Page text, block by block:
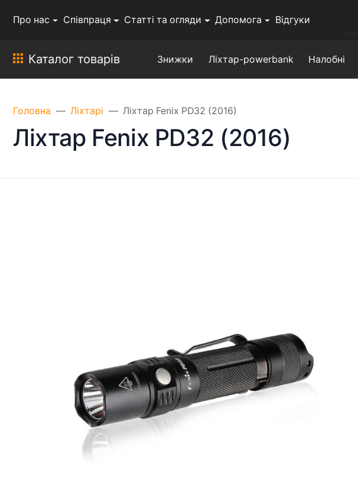
Про нас Співпраця Статті та огляди Допомога Відгуки
Каталог товарів Знижки Ліхтар-powerbank Налобні
Головна Ліхтарі Ліхтар Fenix PD32 (2016)
Ліхтар Fenix PD32 (2016)